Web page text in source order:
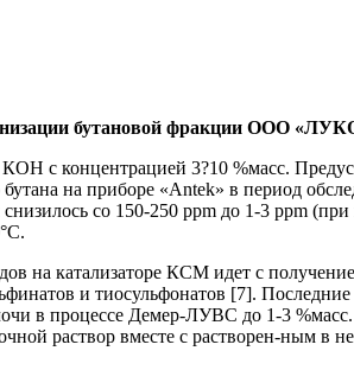
бутановой фракции ООО
c концентрацией 3?10 %масc.
на приборе «Аntek» в период
со 150-250 ppm до 1-3 ppm
на катализаторе КСМ идет с
и тиосульфонатов [7].
в процессе Демер-ЛУВС до 1-3
раствор вместе с растворен-ным в